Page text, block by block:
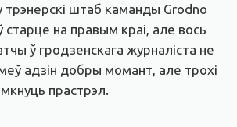
трэнерскі штаб каманды Grodno
на правым краі, але вось
ў гродзенскага журналіста не
адзін добры момант, але трохі
прастрэл.